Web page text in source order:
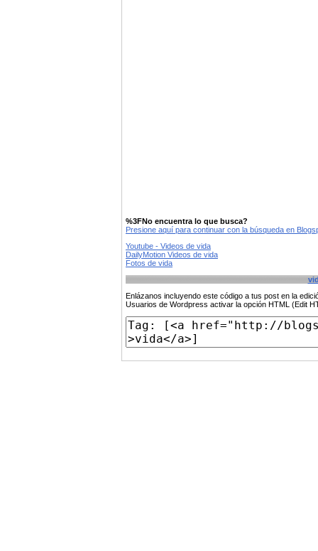
%3FNo encuentra lo que busca?
Presione aquí para continuar con la búsqueda en
Youtube - Videos de vida
DailyMotion Videos de vida
Fotos de vida
Enlázanos incluyendo este código a tus post en la
Usuarios de Wordpress activar la opción HTML (Edit